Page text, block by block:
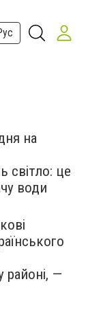
на
світло: це
води
районі, —